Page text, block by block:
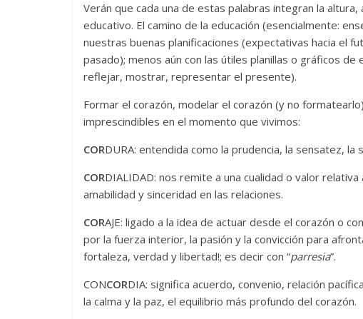
Verán que cada una de estas palabras integran la
educativo. El camino de la educación (esencialmente:
nuestras buenas planificaciones (expectativas hacia el
pasado); menos aún con las útiles planillas o gráficos
reflejar, mostrar, representar el presente).
Formar el corazón, modelar el corazón (y no
imprescindibles en el momento que vivimos:
CORDURA: entendida como la prudencia, la sensatez,
CORDIALIDAD: nos remite a una cualidad o valor
amabilidad y sinceridad en las relaciones.
CORAJE: ligado a la idea de actuar desde el corazón o
por la fuerza interior, la pasión y la convicción para
fortaleza, verdad y libertad!; es decir con “parresia”.
CONCORDIA: significa acuerdo, convenio, relación
la calma y la paz, el equilibrio más profundo del corazón.